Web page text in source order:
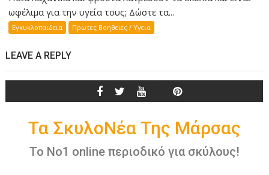
ωφέλιμα για την υγεία τους; Δώστε τα...
Εγκυκλοπαιδεια Πρωτες Βοηθειες / Υγεια
LEAVE A REPLY